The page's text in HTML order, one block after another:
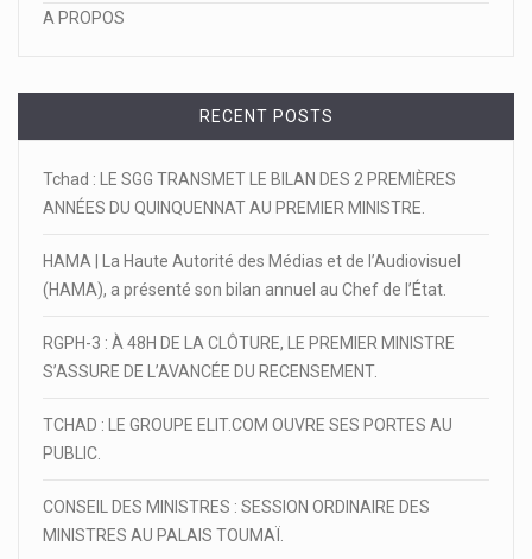
A PROPOS
RECENT POSTS
Tchad : LE SGG TRANSMET LE BILAN DES 2 PREMIÈRES
ANNÉES DU QUINQUENNAT AU PREMIER MINISTRE.
HAMA | La Haute Autorité des Médias et de l’Audiovisuel
(HAMA), a présenté son bilan annuel au Chef de l’État.
RGPH-3 : À 48H DE LA CLÔTURE, LE PREMIER MINISTRE
S’ASSURE DE L’AVANCÉE DU RECENSEMENT.
TCHAD : LE GROUPE ELIT.COM OUVRE SES PORTES AU
PUBLIC.
CONSEIL DES MINISTRES : SESSION ORDINAIRE DES
MINISTRES AU PALAIS TOUMAÏ.